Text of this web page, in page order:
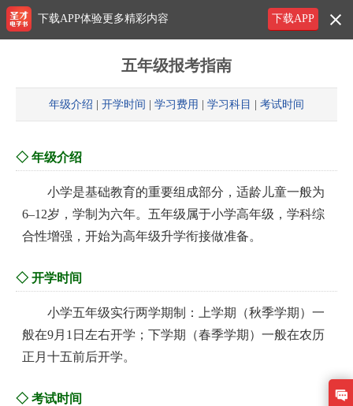
五年级报考指南
年级介绍 开学时间 学习费用 学习科目 考试时间
◇ 年级介绍
小学是基础教育的重要组成部分，适龄儿童一般为
6–12岁，学制为六年。五年级属于小学高年级，学科综
合性增强，开始为高年级升学衔接做准备。
◇ 开学时间
小学五年级实行两学期制：上学期（秋季学期）一
般在9月1日左右开学；下学期（春季学期）一般在农历
正月十五前后开学。
◇ 考试时间
下载APP
下载APP体验更多精彩内容